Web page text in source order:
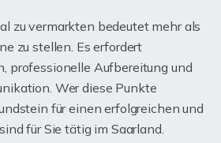
zu vermarkten bedeutet mehr als
zu stellen. Es erfordert
professionelle Aufbereitung und
Wer diese Punkte
für einen erfolgreichen und
für Sie tätig im Saarland.